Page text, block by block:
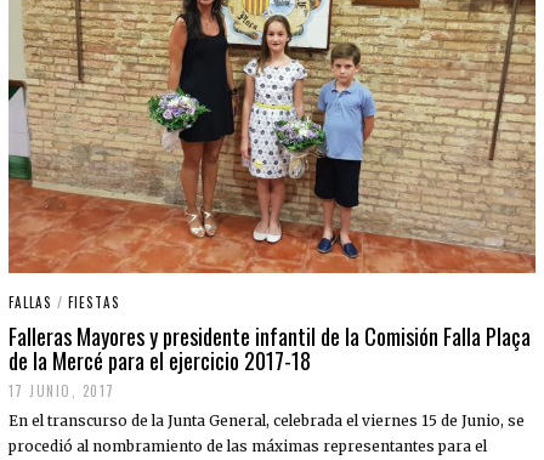
FALLAS / FIESTAS
Falleras Mayores y presidente infantil de la Comisión Falla Plaça
de la Mercé para el ejercicio 2017-18
17 JUNIO, 2017
En el transcurso de la Junta General, celebrada el viernes 15 de Junio, se
procedió al nombramiento de las máximas representantes para el